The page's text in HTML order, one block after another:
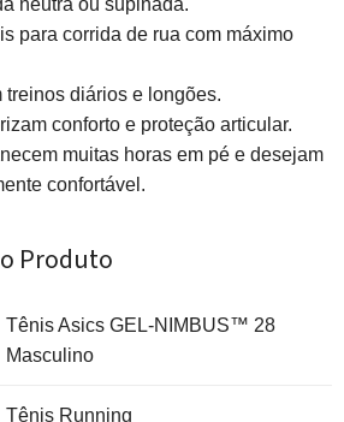
para corrida de rua com máximo
treinos diários e longões.
conforto e proteção articular.
muitas horas em pé e desejam
confortável.
Produto
Tênis Asics GEL-NIMBUS™ 28
Masculino
Tênis Running